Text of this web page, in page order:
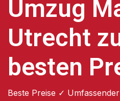
Umzug
Utrecht
besten
Beste Preise ✓